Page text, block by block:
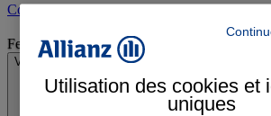
Contacter l'agence par e-mail
Fermé
Voir les horaires
Utilisation des cookies et
uniques